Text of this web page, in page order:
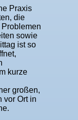
Praxis
die
sowie
ist so
kurze
großen,
vor Ort in